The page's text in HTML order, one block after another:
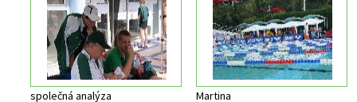
společná analýza Martina